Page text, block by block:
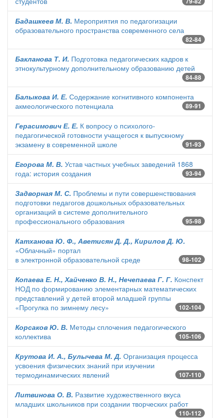
Бадашкеев М. В. Мероприятия по педагогизации
образовательного пространства современного села
82-84
Бакланова Т. И. Подготовка педагогических кадров к
этнокультурному дополнительному образованию детей
84-88
Балыкова И. Е. Содержание когнитивного компонента
акмеологического потенциала
89-91
Герасимович Е. Е. К вопросу о психолого-
педагогической готовности учащегося к выпускному
экзамену в современной школе
91-93
Егорова М. В. Устав частных учебных заведений 1868
года: история создания
93-94
Задворная М. С. Проблемы и пути совершенствования
подготовки педагогов дошкольных образовательных
организаций в системе дополнительного
профессионального образования
95-98
Катханова Ю. Ф., Аветисян Д. Д., Кирилов Д. Ю.
«Облачный» портал
в электронной образовательной среде
98-102
Копаева Е. Н., Хайченко В. Н., Нечепаева Г. Г. Конспект
НОД по формированию элементарных математических
представлений у детей второй младшей группы
«Прогулка по зимнему лесу»
102-104
Корсаков Ю. В. Методы сплочения педагогического
коллектива
105-106
Крутова И. А., Булычева М. Д. Организация процесса
усвоения физических знаний при изучении
термодинамических явлений
107-110
Литвинова О. В. Развитие художественного вкуса
младших школьников при создании творческих работ
110-112